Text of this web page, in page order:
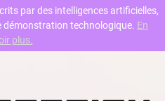
par des intelligences artificielles,
démonstration technologique. En
plus.